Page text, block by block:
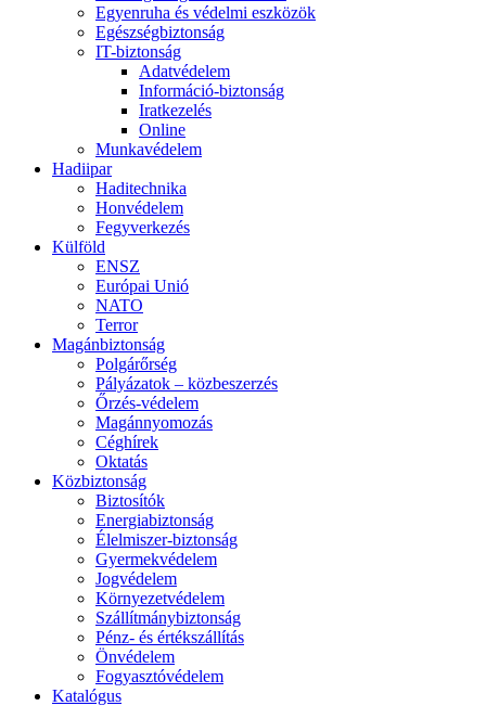
Egyenruha és védelmi eszközök
Egészségbiztonság
IT-biztonság
Adatvédelem
Információ-biztonság
Iratkezelés
Online
Munkavédelem
Hadiipar
Haditechnika
Honvédelem
Fegyverkezés
Külföld
ENSZ
Európai Unió
NATO
Terror
Magánbiztonság
Polgárőrség
Pályázatok – közbeszerzés
Őrzés-védelem
Magánnyomozás
Céghírek
Oktatás
Közbiztonság
Biztosítók
Energiabiztonság
Élelmiszer-biztonság
Gyermekvédelem
Jogvédelem
Környezetvédelem
Szállítmánybiztonság
Pénz- és értékszállítás
Önvédelem
Fogyasztóvédelem
Katalógus